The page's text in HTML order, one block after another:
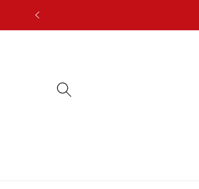
videre til
innholdet